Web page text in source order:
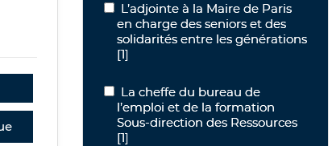
L’adjointe à la Maire de Paris en
L’adjointe à la Maire de Paris
en charge des seniors et des
solidarités entre les générations
[1]
La cheffe du bureau de l’emploi et
La cheffe du bureau de
l’emploi et de la formation
Sous-direction des Ressources
[1]